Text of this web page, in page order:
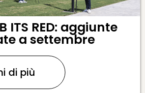
ITS RED: aggiunte
a settembre
di più